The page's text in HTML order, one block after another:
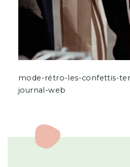
mode-rétro-les-confettis-
journal-web